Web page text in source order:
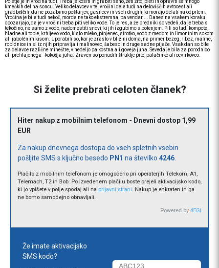
Poletje je in vročina tudi. Treba je kositi in grabiti seno, žeti žito, pleti in opraviti še mnogo
kmečkih del na soncu. Veliko delavcev v tej vročini dela tudi na deloviščih avtocest ali
gradbiščih, da ne pozabimo poštarjev, gasilcev in vseh drugih, ki morajo delati na odprtem.
Vročina je bila tudi nekoč, morda ne tako ekstremna, pa vendar ... Danes na vsakem koraku
opozarjajo, da je v vročini treba piti veliko vode. To je res, a že predniki so vedeli, da je treba s
tekočino, ne samo z vodo, nadomestiti snovi, ki jih izgubimo s potenjem. Pili so tudi kompote,
hladne ali tople, krhljevo vodo, kislo mleko, pinjenec, sirotko, vodo z medom in limoninim sokom
ali jabolčnim kisom. Uporabili so, kar je zraslo v bližini doma, na primer bezeg, ribez, maline,
robidnice in si iz njih pripravljali malinovec, šabeso in druge sadne pijače. Vsak dan so bile
za delavce različne mineštre, v nedeljo pa kostna ali goveja juha. Seveda je bila za porodnico
ali prehlajenega - kokošja juha. Zraven so ponudili štruklje pite, palačinke ali ocvirkovco.
Si želite prebrati celoten članek?
Hiter nakup z mobilnim telefonom - Dnevni dostop 1,99
EUR
Za nakup dnevnega dostopa do vseh spletnih vsebin
pošljite SMS s ključno besedo PN1 na številko 4246
Plačilo z mobilnim telefonom je omogočeno pri operaterjih Telekom, A1,
Telemach, T2 in Bob. Po izvedenem plačilu boste prejeli aktivacijsko kodo,
ki jo vpišete v polje spodaj ali na prijavni strani. Nakup je enkraten in ga
ne bomo samodejno obnavljali.
Powered by 4EGI
Že imate aktivacijsko
SMS kodo?